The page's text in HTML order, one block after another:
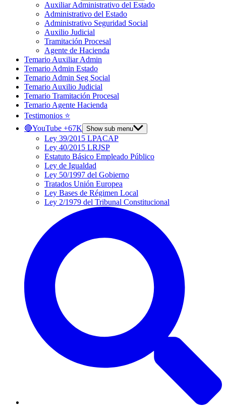
Auxiliar Administrativo del Estado
Administrativo del Estado
Administrativo Seguridad Social
Auxilio Judicial
Tramitación Procesal
Agente de Hacienda
Temario Auxiliar Admin
Temario Admin Estado
Temario Admin Seg Social
Temario Auxilio Judicial
Temario Tramitación Procesal
Temario Agente Hacienda
Testimonios ⭐️
🔴YouTube +67K Show sub menu
Ley 39/2015 LPACAP
Ley 40/2015 LRJSP
Estatuto Básico Empleado Público
Ley de Igualdad
Ley 50/1997 del Gobierno
Tratados Unión Europea
Ley Bases de Régimen Local
Ley 2/1979 del Tribunal Constitucional